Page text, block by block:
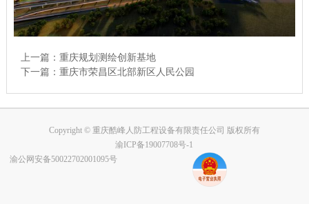
上一篇： 重庆规划测绘创新基地
下一篇： 重庆市荣昌区北部新区人民公园
Copyright © 重庆酷峰人防工程设备有限责任公司 版权所有
渝ICP备19007708号-1
渝公网安备50022702001095号